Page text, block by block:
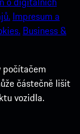
Impresum a
Business &
počítačem
částečně lišit
vozidla.